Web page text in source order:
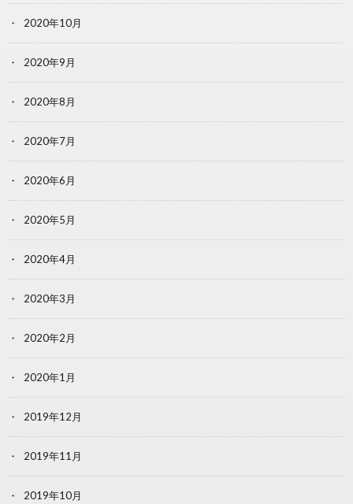
2020年10月
2020年9月
2020年8月
2020年7月
2020年6月
2020年5月
2020年4月
2020年3月
2020年2月
2020年1月
2019年12月
2019年11月
2019年10月